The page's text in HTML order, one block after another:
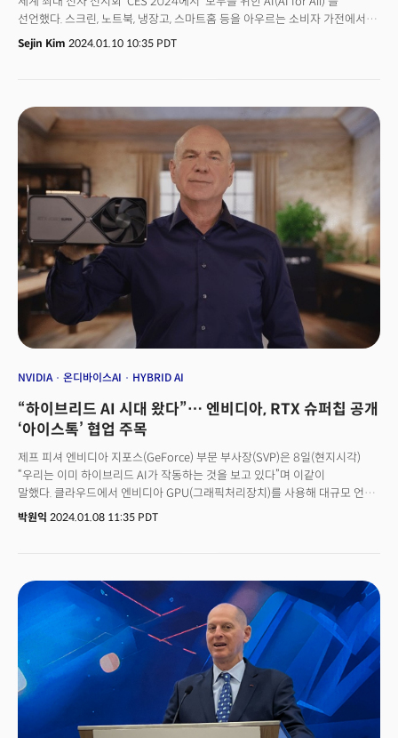
선언했다. 스크린, 노트북, 냉장고, 스마트홈 등을 아우르는 소비자 가전에서
AI를 확대 적용, 온디바이스AI(on-device AI, 기기 자체에서 AI 연산) 전략을
강화한다는 계획이다. 삼성전자는 8일(현지시각) 미국 라스베이거스
지속가능성(Sustainability), 스마트싱스(SmartThings) 에코시스템을
부각함과 동시에 AI 기반 신제품과 기술을 대거 선보였다. AI 동반자 로봇
‘볼리’도 깜짝 공개해 이목을 끌었다. 삼성전자는 글로벌 미디어와 파트너
1200여명이 참석한 가운데 진행된 이날 행사에서 AI를 전면에 내세운 전략을
소개했다. 한종희 삼성전자 대표이사 및 부회장은 "삼성전자는 기술을 넘어
산업계 전반을 재구성하고 삶을 보다 편리하게 하는 AI를 구현하고자 10년
넘게 투자해왔다"고 강조했다.삼성전자는 CES2024
라스베이거스컨벤션센터(LVCC)에 참가업체 중 가장 넓은 3934㎡(약
1192평) 규모로 전시관을 마련했다.
Sejin Kim 2024.01.10 10:35 PDT
NVIDIA 온디바이스AI HYBRID AI
“하이브리드 AI 시대 왔다”… 엔비디아, RTX 슈퍼칩 공개
‘아이스톡’ 협업 주목
제프 피셔 엔비디아 지포스(GeForce) 부문 부사장(SVP)은 8일(현지시각)
“우리는 이미 하이브리드 AI가 작동하는 것을 보고 있다”며 이같이
말했다. 클라우드에서 엔비디아 GPU(그래픽처리장치)를 사용해 대규모 언어
모델(LLM)을 실행하는 한편, 개인용 컴퓨터에서는 ‘RTX(엔비디아 그래픽
박원익 2024.01.08 11:35 PDT